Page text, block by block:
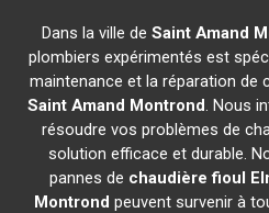
Dans la ville deSaint Amand
plombiers expérimentés est
maintenance et la réparation de
Saint Amand Montrond. Nous
résoudre vos problèmes de
solution efficace et durable.
pannes de chaudière fioul
Montrond peuvent survenir à